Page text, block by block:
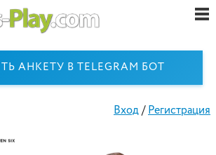
АНКЕТУ В TELEGRAM БОТ
Вход/Регистрация